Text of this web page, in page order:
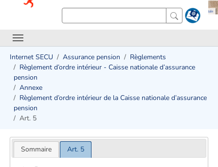
Internet SECU Assurance pension
Règlements
Règlement d’ordre intérieur - Caisse nationale d’assurance
pension
Annexe
Règlement d’ordre intérieur de la Caisse nationale d’assurance
pension
Art. 5
Sommaire Art. 5